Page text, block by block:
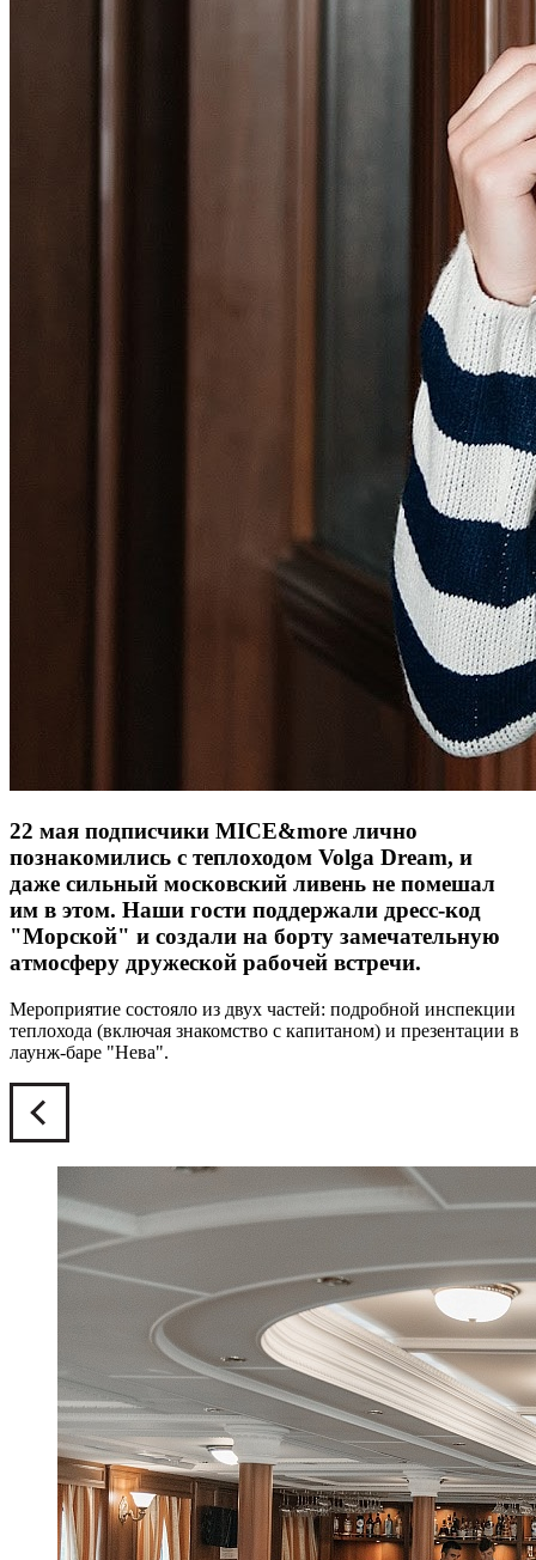
22 мая подписчики MICE&more лично
познакомились с теплоходом Volga Dream, и
даже сильный московский ливень не помешал
им в этом. Наши гости поддержали дресс-код
"Морской" и создали на борту замечательную
атмосферу дружеской рабочей встречи.
Мероприятие состояло из двух частей: подробной инспекции
теплохода (включая знакомство с капитаном) и презентации в
лаунж-баре "Нева".